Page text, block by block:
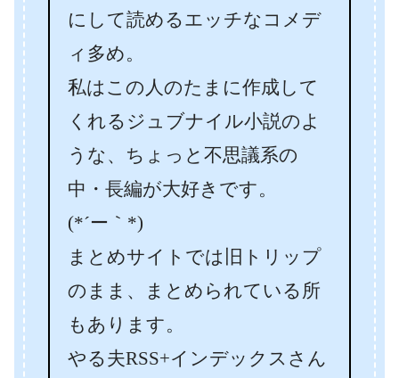
にして読めるエッチなコメデ
ィ多め。
私はこの人のたまに作成して
くれるジュブナイル小説のよ
うな、ちょっと不思議系の
中・長編が大好きです。
(*´ー｀*)
まとめサイトでは旧トリップ
のまま、まとめられている所
もあります。
やる夫RSS+インデックスさん